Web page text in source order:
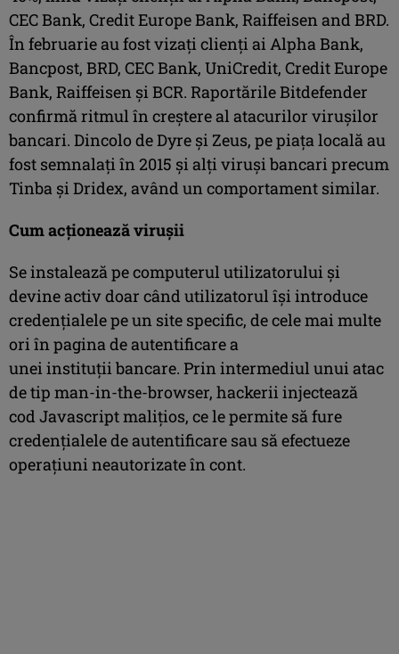
CEC Bank, Credit Europe Bank, Raiffeisen and BRD.
În februarie au fost vizați clienți ai Alpha Bank,
Bancpost, BRD, CEC Bank, UniCredit, Credit Europe
Bank, Raiffeisen și BCR. Raportările Bitdefender
confirmă ritmul în creștere al atacurilor virușilor
bancari. Dincolo de Dyre și Zeus, pe piața locală au
fost semnalați în 2015 și alți viruși bancari precum
Tinba și Dridex, având un comportament similar.
Cum acționează virușii
Se instalează pe computerul utilizatorului și
devine activ doar când utilizatorul își introduce
credențialele pe un site specific, de cele mai multe
ori în pagina de autentificare a
unei instituții bancare. Prin intermediul unui atac
de tip man-in-the-browser, hackerii injectează
cod Javascript malițios, ce le permite să fure
credențialele de autentificare sau să efectueze
operațiuni neautorizate în cont.